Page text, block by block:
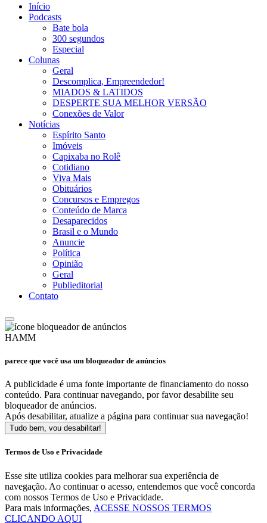
Início
Podcasts
Bate bola
300 segundos
Especial
Colunas
Geral
Descomplica, Empreendedor!
MIADOS & LATIDOS
DESPERTE SUA MELHOR VERSÃO
Conexões de Valor
Notícias
Espírito Santo
Imóveis
Capixaba no Rolê
Cotidiano
Viva Mais
Obituários
Concursos e Empregos
Conteúdo de Marca
Desaparecidos
Brasil e o Mundo
Anuncie
Política
Opinião
Geral
Publieditorial
Contato
HAMM
parece que você usa um bloqueador de anúncios
A publicidade é uma fonte importante de financiamento do nosso
conteúdo. Para continuar navegando, por favor desabilite seu
bloqueador de anúncios.
Após desabilitar, atualize a página para continuar sua navegação!
Tudo bem, vou desabilitar!
Termos de Uso e Privacidade
Esse site utiliza cookies para melhorar sua experiência de
navegação. Ao continuar o acesso, entendemos que você concorda
com nossos Termos de Uso e Privacidade.
Para mais informações, ACESSE NOSSOS TERMOS
CLICANDO AQUI